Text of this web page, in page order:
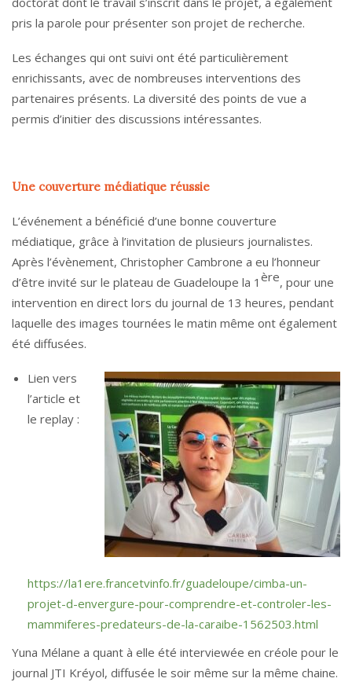
pris la parole pour présenter son projet de recherche.
Les échanges qui ont suivi ont été particulièrement
enrichissants, avec de nombreuses interventions des
partenaires présents. La diversité des points de vue a
permis d’initier des discussions intéressantes.
Une couverture médiatique réussie
L’événement a bénéficié d’une bonne couverture
médiatique, grâce à l’invitation de plusieurs journalistes.
Après l’évènement, Christopher Cambrone a eu l’honneur
d’être invité sur le plateau de Guadeloupe la 1 ère, pour une
intervention en direct lors du journal de 13 heures, pendant
laquelle des images tournées le matin même ont également
été diffusées.
Lien vers
l’article et
le replay :
https://la1ere.francetvinfo.fr/guadeloupe/cimba-un-
projet-d-envergure-pour-comprendre-et-controler-les-
mammiferes-predateurs-de-la-caraibe-1562503.html
Yuna Mélane a quant à elle été interviewée en créole pour le
journal JTI Kréyol, diffusée le soir même sur la même chaine.